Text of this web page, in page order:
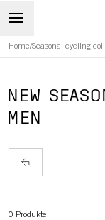
Home/Seasonal cycling
NEW
MEN
0 Produkte